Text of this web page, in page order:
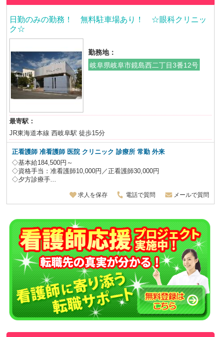
日勤のみの勤務！ 無料駐車場あり！ ☆眼科クリニッ
ク☆
勤務地：
岐阜県岐阜市鏡島西二丁目3番12号
最寄駅：
JR東海道本線 西岐阜駅 徒歩15分
正看護師 准看護師 医院 クリニック 診療所 常勤 外来
◇基本給184,500円～
◇資格手当：准看護師10,000円／正看護師30,000円
◇夕方診療手...
求人を保存 電話で質問 メールで質問